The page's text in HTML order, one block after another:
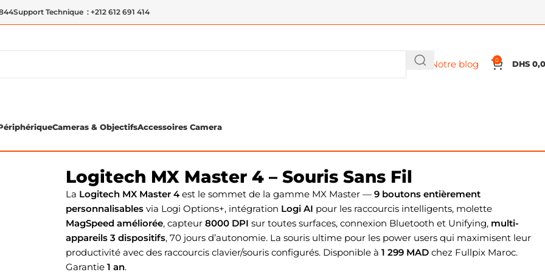
Support Technique : +212 612 691 414
Notre blog 0 DHS
Cameras & ObjectifsAccessoires Camera
Logitech MX Master 4 – Souris Sans Fil
La Logitech MX Master 4 est le sommet de la gamme MX Master —9 boutons entièrement
personnalisables via Logi Options+, intégration Logi AI pour les raccourcis intelligents, molette
MagSpeed améliorée, capteur8000 DPI sur toutes surfaces, connexion Bluetooth et Unifying, multi-
appareils 3 dispositifs, 70 jours d’autonomie. La souris ultime pour les power users qui maximisent leur
productivité avec des raccourcis clavier/souris configurés. Disponible à1 299 MAD chez Fullpix Maroc.
Garantie1 an.